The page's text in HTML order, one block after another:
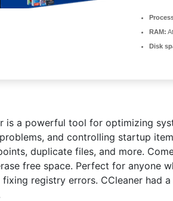
RAM:
Disk
is a powerful tool for optimizing
and controlling startup
duplicate files, and more.
free space. Perfect for anyone
fixing registry errors. CCleaner had